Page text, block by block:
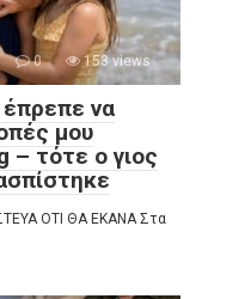
0 153 views
έπρεπε να
μου
– τότε ο γιος
ΟΤΙ ΘΑ ΕΚΑΝΑ Στα